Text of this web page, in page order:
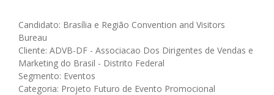
Candidato: Brasília e Região Convention and Visitors
Bureau
Cliente: ADVB-DF - Associacao Dos Dirigentes de Vendas e
Marketing do Brasil - Distrito Federal
Segmento: Eventos
Categoria: Projeto Futuro de Evento Promocional